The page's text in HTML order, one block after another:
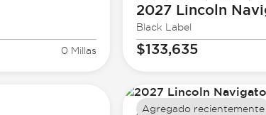
0 Millas
2027 Lincoln
Black Label
$133,635
Agregado recientemente